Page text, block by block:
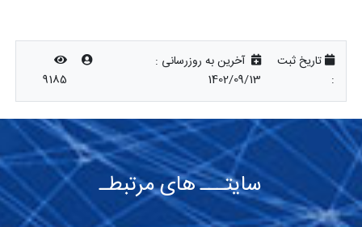
تاریخ ثبت
:
آخرین به روزرسانی :
1402/09/13
9185
سایتـــ های مرتبطـ